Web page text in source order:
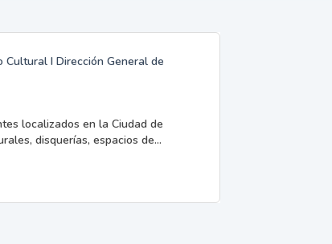
I Dirección General de
localizados en la Ciudad de
disquerías, espacios de...